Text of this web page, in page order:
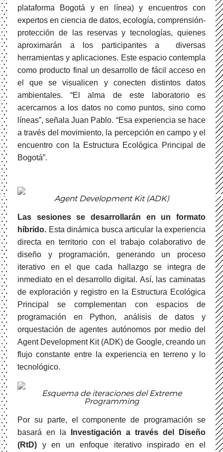
plataforma Bogotá y en línea) y encuentros con
expertos en ciencia de datos, ecología, comprensión-
protección de las reservas y tecnologías, quienes
aproximarán a los participantes a diversas
herramientas y aplicaciones. Este espacio contempla
como producto final un desarrollo de fácil acceso en
el que se visualicen y conecten distintos datos
ambientales. “El alma de este laboratorio es
acercarnos a los datos no como puntos, sino como
líneas”, señala Juan Pablo. “Esa experiencia se hace
a través del movimiento, la percepción en campo y el
encuentro con la Estructura Ecológica Principal de
Bogotá”.
Agent Development Kit (ADK)
Las sesiones se desarrollarán en un formato
híbrido. Esta dinámica busca articular la experiencia
directa en territorio con el trabajo colaborativo de
diseño y programación, generando un proceso
iterativo en el que cada hallazgo se integra de
inmediato en el desarrollo digital. Así, las caminatas
de exploración y registro en la Estructura Ecológica
Principal se complementan con espacios de
programación en Python, análisis de datos y
orquestación de agentes autónomos por medio del
Agent Development Kit (ADK) de Google, creando un
flujo constante entre la experiencia en terreno y lo
tecnológico.
Esquema de iteraciones del Extreme
Programming
Por su parte, el componente de programación se
basará en la
Investigación a través del Diseño
(RtD) y en un enfoque iterativo inspirado en el